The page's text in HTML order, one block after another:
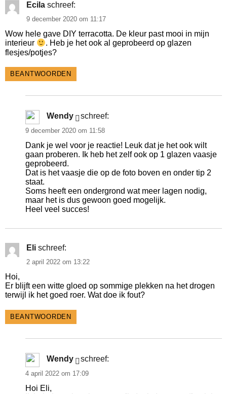
Ecila schreef:
9 december 2020 om 11:17
Wow hele gave DIY terracotta. De kleur past mooi in mijn
interieur
. Heb je het ook al geprobeerd op glazen
flesjes/potjes?
BEANTWOORDEN
Wendy schreef:
9 december 2020 om 11:58
Dank je wel voor je reactie! Leuk dat je het ook wilt
gaan proberen. Ik heb het zelf ook op 1 glazen vaasje
geprobeerd.
Dat is het vaasje die op de foto boven en onder tip 2
staat.
Soms heeft een ondergrond wat meer lagen nodig,
maar het is dus gewoon goed mogelijk.
Heel veel succes!
Eli schreef:
2 april 2022 om 13:22
Hoi,
Er blijft een witte gloed op sommige plekken na het drogen
terwijl ik het goed roer. Wat doe ik fout?
BEANTWOORDEN
Wendy schreef:
4 april 2022 om 17:09
Hoi Eli,